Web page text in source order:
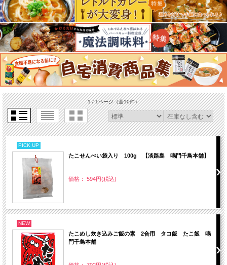
1 / 1ページ（全10件）
PICK UP
たこせんべい袋入り 100g 【淡路島 鳴門千鳥本舗】
価格： 594円(税込)
NEW
たこめし炊き込みご飯の素 2合用 タコ飯 たこ飯 鳴
門千鳥本舗